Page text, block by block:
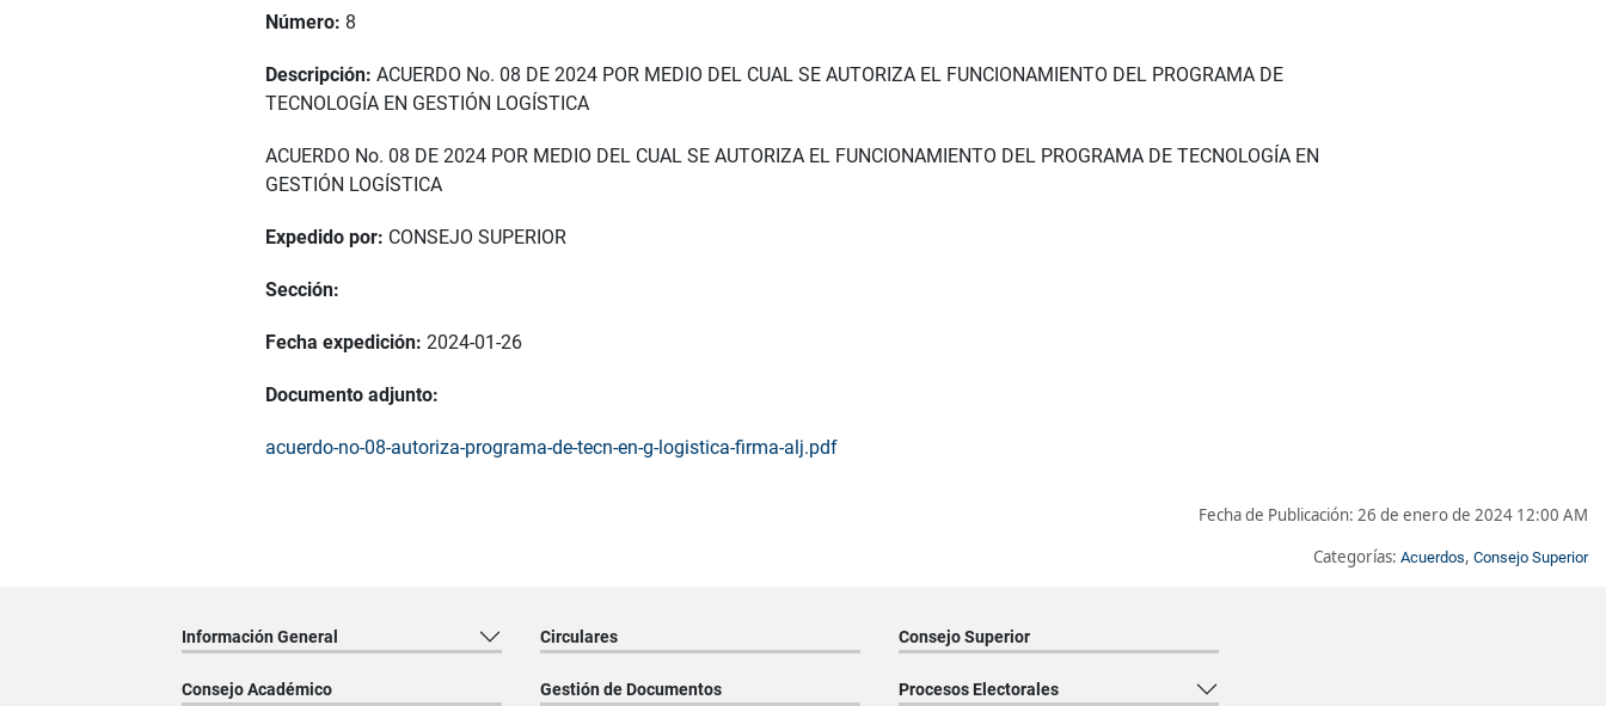
Número: 8
Descripción: ACUERDO No. 08 DE 2024 POR MEDIO DEL CUAL SE AUTORIZA EL FUNCIONAMIENTO DEL PROGRAMA DE
TECNOLOGÍA EN GESTIÓN LOGÍSTICA
ACUERDO No. 08 DE 2024 POR MEDIO DEL CUAL SE AUTORIZA EL FUNCIONAMIENTO DEL PROGRAMA DE TECNOLOGÍA EN
GESTIÓN LOGÍSTICA
Expedido por: CONSEJO SUPERIOR
Sección:
Fecha expedición: 2024-01-26
Documento adjunto:
acuerdo-no-08-autoriza-programa-de-tecn-en-g-logistica-firma-alj.pdf
Fecha de Publicación: 26 de enero de 2024 12:00 AM
Categorías: Acuerdos, Consejo Superior
Información General Circulares Consejo Superior
Consejo Académico Gestión de Documentos Procesos Electorales